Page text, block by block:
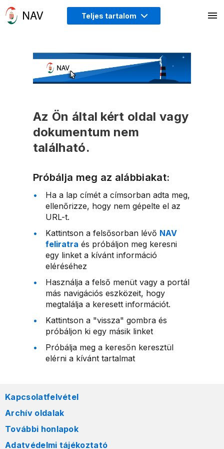
Teljes tartalom
Az Ön által kért oldal vagy
dokumentum nem
található.
Próbálja meg az alábbiakat:
Ha a lap címét a címsorban adta meg,
ellenőrizze, hogy nem gépelte el az
URL-t.
Kattintson a felsősorban lévő NAV
feliratra és próbáljon meg keresni
egy linket a kívánt információ
eléréséhez
Használja a felső menüt vagy a portál
más navigációs eszközeit, hogy
megtalálja a keresett információt.
Kattintson a "vissza" gombra és
próbáljon ki egy másik linket
Próbálja meg a keresőn keresztül
elérni a kívánt tartalmat
Kapcsolatfelvétel
Archív oldalak
További honlapok
Adatvédelmi tájékoztató